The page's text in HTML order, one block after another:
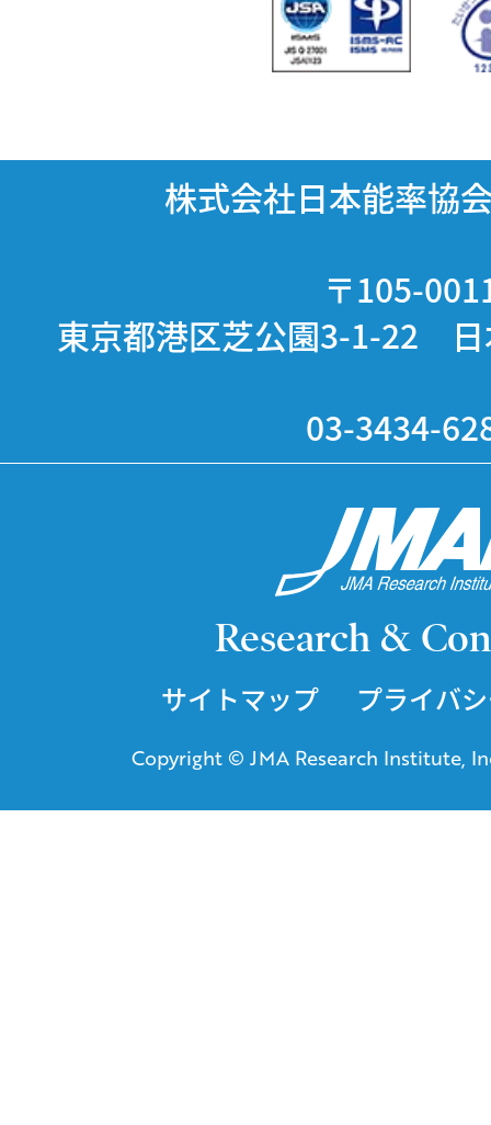
株式会社日本能率協
〒105-
東京都港区芝公園3-1-22 日
03-3434-
Research &
サイトマップ プライバ
Copyright © JMA Research Institute,